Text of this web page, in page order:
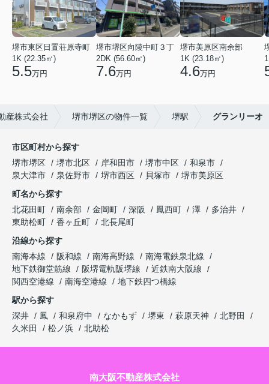
堺市東区日置荘原寺町
1K (22.35㎡)
5.5万円
堺市堺区向陵中町３丁
2DK (56.60㎡)
7.6万円
堺市美原区南余部
1K (23.18㎡)
4.6万円
産株式会社 堺市堺区の物件一覧 堺駅 グランリーオ
市区町村から探す
堺市堺区
堺市北区 岸和田市 堺市中区
和泉市
泉大津市
泉佐野市 堺市西区 貝塚市
堺市美原区
町名から探す
北花田町
南余部 金岡町 深阪 鳳西町 澤
多治井
東助松町
香ヶ丘町
北長尾町
沿線から探す
南海本線
阪和線 南海高野線
南海電鉄泉北線
地下鉄御堂筋線
阪堺電軌阪堺線
近鉄南大阪線
関西空港線
南海空港線
地下鉄四つ橋線
駅から探す
深井
鳳 和泉府中 なかもず 堺東 萩原天神
北野田
久米田
松ノ浜 北助松
南大阪不動産株式会社